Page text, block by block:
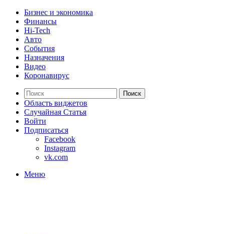
Бизнес и экономика
Финансы
Hi-Tech
Авто
События
Назначения
Видео
Коронавирус
Поиск
Область виджетов
Случайная Статья
Войти
Подписаться
Facebook
Instagram
vk.com
Меню